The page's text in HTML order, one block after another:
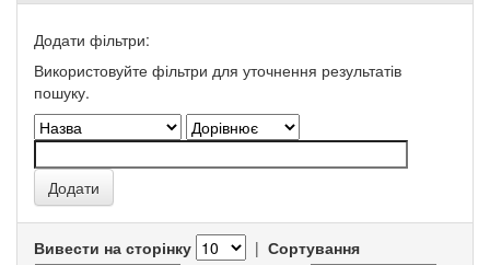
Додати фільтри:
Використовуйте фільтри для уточнення результатів
пошуку.
Вивести на сторінку | Сортування